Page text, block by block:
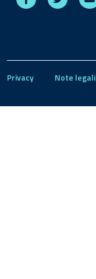
Privacy Note legali